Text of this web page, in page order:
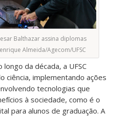
Balthazar assina diplomas
Almeida/Agecom/UFSC
longo da década, a UFSC
ciência, implementando ações
tecnologias que
à sociedade, como é o
para alunos de graduação. A